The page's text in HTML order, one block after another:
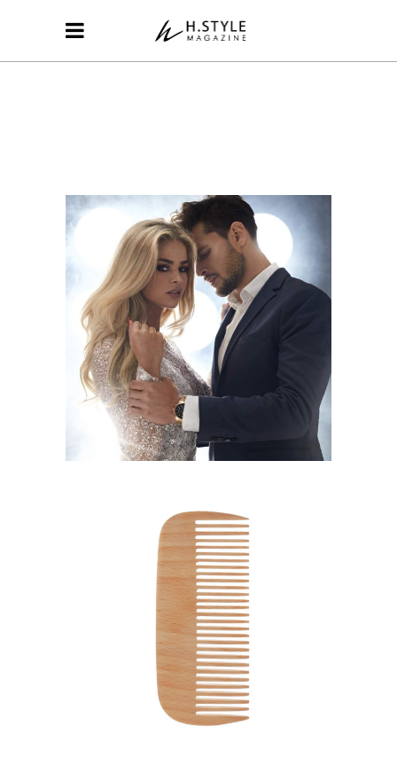
COLORS
HAIRSTYLE
SHADES
HAIRSTYLE